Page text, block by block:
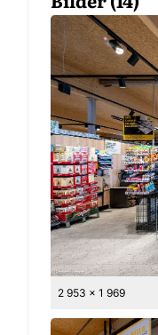
2 953 x 1 969